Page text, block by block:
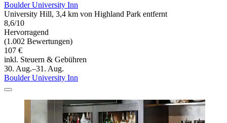
Boulder University Inn
University Hill, 3,4 km von Highland Park entfernt
8,6/10
Hervorragend
(1.002 Bewertungen)
107 €
inkl. Steuern & Gebühren
30. Aug.–31. Aug.
Boulder University Inn